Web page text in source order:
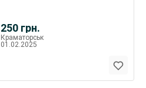
250 грн.
Краматорськ
01.02.2025